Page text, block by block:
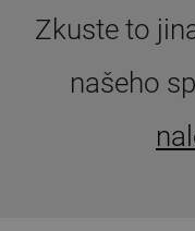
Zkuste to
našeho